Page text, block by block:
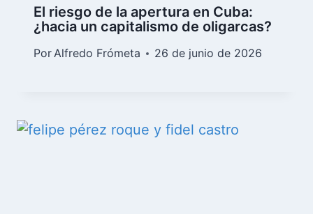
El riesgo de la apertura en Cuba:
¿hacia un capitalismo de oligarcas?
PorAlfredo Frómeta 26 de junio de 2026